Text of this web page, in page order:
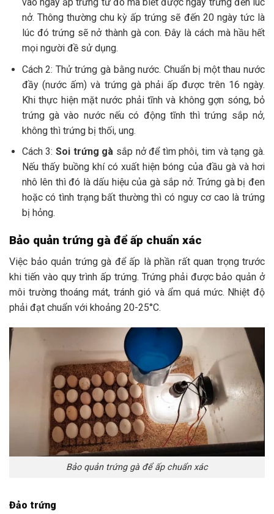
nở. Thông thường chu kỳ ấp trứng sẽ đến 20 ngày tức là
lúc đó trứng sẽ nở thành gà con. Đây là cách mà hầu hết
mọi người đề sử dụng.
Cách 2: Thử trứng gà bằng nước. Chuẩn bị một thau nước
đầy (nước ấm) và trứng gà phải ấp được trên 16 ngày.
Khi thực hiện mặt nước phải tĩnh và không gợn sóng, bỏ
trứng gà vào nước nếu có động tĩnh thì trứng sắp nở,
không thì trứng bị thối, ung.
Cách 3:Soi trứng gà sắp nở để tìm phôi, tim và tạng gà.
Nếu thấy buồng khí có xuất hiện bóng của đầu gà và hơi
nhô lên thì đó là dấu hiệu của gà sắp nở. Trứng gà bị đen
hoặc có tình trạng bất thường thì có nguy cơ cao là trứng
bị hỏng.
Bảo quản trứng gà để ấp chuẩn xác
Việc bảo quản trứng gà để ấp là phần rất quan trọng trước
khi tiến vào quy trình ấp trứng. Trứng phải được bảo quản ở
môi trường thoáng mát, tránh gió và ẩm quá mức. Nhiệt độ
phải đạt chuẩn với khoảng 20-25°C.
Bảo quản trứng gà để ấp chuẩn xác
Đảo trứng